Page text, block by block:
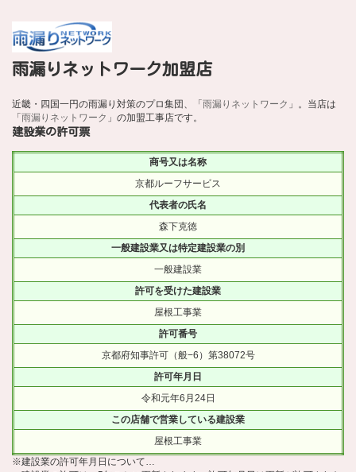
雨漏りネットワーク加盟店
近畿・四国一円の雨漏り対策のプロ集団、「 雨漏りネットワーク 」。当店は
「 雨漏りネットワーク 」の加盟工事店です。
建設業の許可票
商号又は名称
京都ルーフサービス
代表者の氏名
森下克徳
一般建設業又は特定建設業の別
一般建設業
許可を受けた建設業
屋根工事業
許可番号
京都府知事許可（般−6）第38072号
許可年月日
令和元年6月24日
この店舗で営業している建設業
屋根工事業
※建設業の許可年月日について…